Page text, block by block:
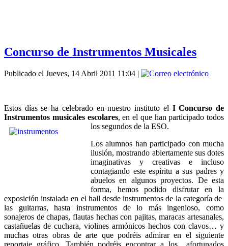
Concurso de Instrumentos Musicales
Publicado el Jueves, 14 Abril 2011 11:04 |
Estos días se ha celebrado en nuestro instituto el I Concurso de
Instrumentos musicales escolares, en el que han participado todos
los segundos de la ESO.
Los alumnos han participado con mucha
ilusión, mostrando abiertamente sus dotes
imaginativas y creativas e incluso
contagiando este espíritu a sus padres y
abuelos en algunos proyectos. De esta
forma, hemos podido disfrutar en la
exposición instalada en el hall desde instrumentos de la categoría de
las guitarras, hasta instrumentos de lo más ingenioso, como
sonajeros de chapas, flautas hechas con pajitas, maracas artesanales,
castañuelas de cuchara, violines armónicos hechos con clavos… y
muchas otras obras de arte que podréis admirar en el siguiente
reportaje gráfico. También podréis encontrar a los afortunados